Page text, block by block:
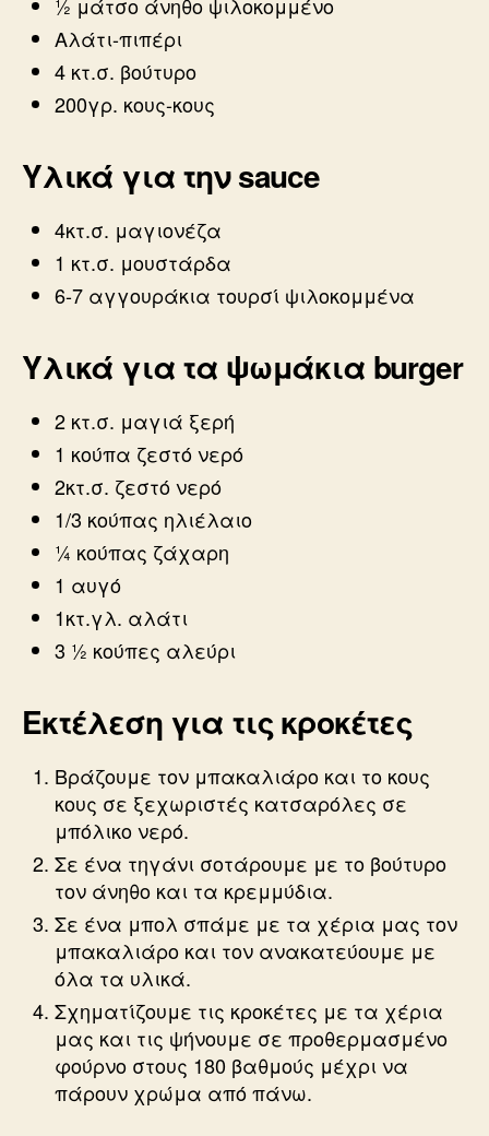
Αλάτι-πιπέρι
4 κτ.σ. βούτυρο
200γρ. κους-κους
Υλικά για την sauce
4κτ.σ. μαγιονέζα
1 κτ.σ. μουστάρδα
6-7 αγγουράκια τουρσί ψιλοκομμένα
Υλικά για τα ψωμάκια burger
2 κτ.σ. μαγιά ξερή
1 κούπα ζεστό νερό
2κτ.σ. ζεστό νερό
1/3 κούπας ηλιέλαιο
¼ κούπας ζάχαρη
1 αυγό
1κτ.γλ. αλάτι
3 ½ κούπες αλεύρι
Εκτέλεση για τις κροκέτες
Βράζουμε τον μπακαλιάρο και το κους
κους σε ξεχωριστές κατσαρόλες σε
μπόλικο νερό.
Σε ένα τηγάνι σοτάρουμε με το βούτυρο
τον άνηθο και τα κρεμμύδια.
Σε ένα μπολ σπάμε με τα χέρια μας τον
μπακαλιάρο και τον ανακατεύουμε με
όλα τα υλικά.
Σχηματίζουμε τις κροκέτες με τα χέρια
μας και τις ψήνουμε σε προθερμασμένο
φούρνο στους 180 βαθμούς μέχρι να
πάρουν χρώμα από πάνω.